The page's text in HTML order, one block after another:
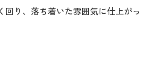
回り、落ち着いた雰囲気に仕上がっ